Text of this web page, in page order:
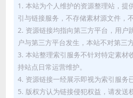
1. 本站为个人维护的资源整理站，提
引与链接服务，不存储素材源文件，
2. 资源链接均指向第三方平台，用户
户与第三方平台发生，本站不对第三
3. 本站整理索引服务不针对特定素材
持站点日常运营维护。
4. 资源链接一经展示即视为索引服务
5. 版权方认为链接侵犯权益，请发送